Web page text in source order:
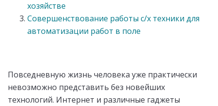
хозяйстве
Совершенствование работы с/х техники для
автоматизации работ в поле
Повседневную жизнь человека уже практически
невозможно представить без новейших
технологий. Интернет и различные гаджеты